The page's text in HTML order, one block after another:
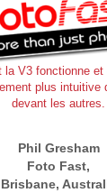
la V3 fonctionne
plus intuitive
devant les autres.
Phil Gresham
Foto Fast,
Brisbane,